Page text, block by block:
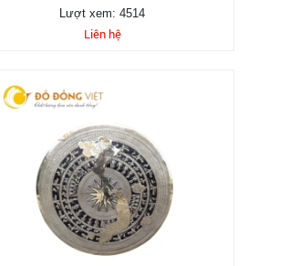
Lượt xem: 4514
Liên hệ